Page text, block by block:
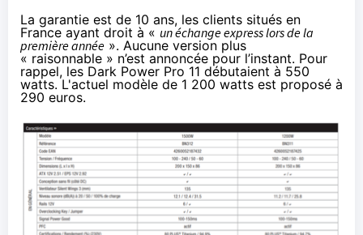
La garantie est de 10 ans, les clients situés en
France ayant droit à « un échange express lors de la
première année ». Aucune version plus
« raisonnable » n’est annoncée pour l’instant. Pour
rappel, les Dark Power Pro 11 débutaient à 550
watts. L'actuel modèle de 1 200 watts est proposé à
290 euros.